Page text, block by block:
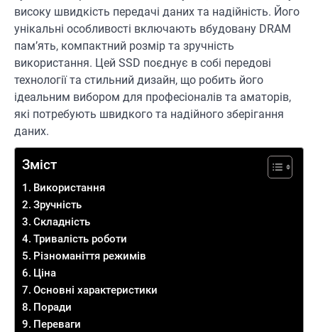
високу швидкість передачі даних та надійність. Його
унікальні особливості включають вбудовану DRAM
пам’ять, компактний розмір та зручність
використання. Цей SSD поєднує в собі передові
технології та стильний дизайн, що робить його
ідеальним вибором для професіоналів та аматорів,
які потребують швидкого та надійного зберігання
даних.
Зміст
Використання
Зручність
Складність
Тривалість роботи
Різноманіття режимів
Ціна
Основні характеристики
Поради
Переваги